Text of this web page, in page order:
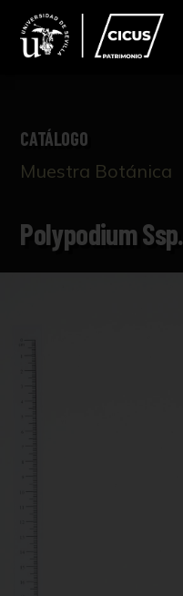
CATÁLOGO
Muestra Botánica
Polypodium Ssp.